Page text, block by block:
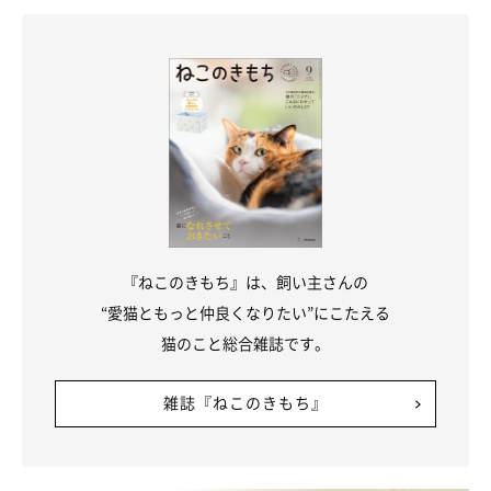
『ねこのきもち』は、飼い主さんの
“愛猫ともっと仲良くなりたい”にこたえる
猫のこと総合雑誌です。
雑誌『ねこのきもち』